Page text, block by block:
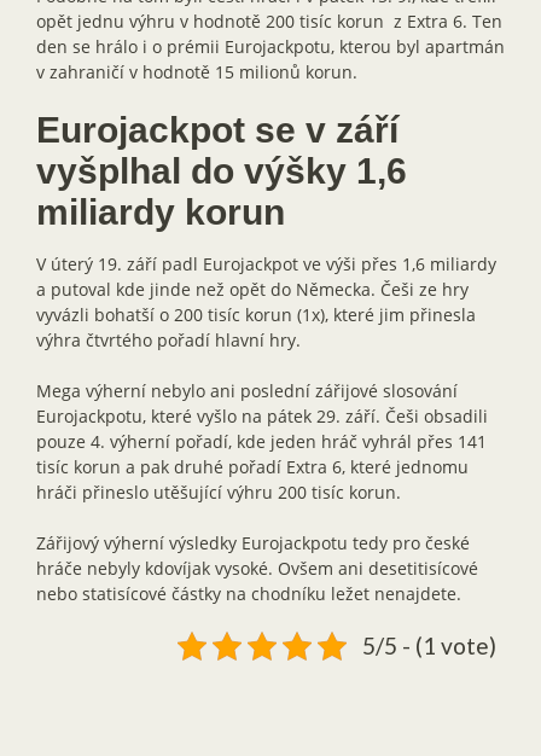
opět jednu výhru v hodnotě 200 tisíc korun z Extra 6. Ten
den se hrálo i o prémii Eurojackpotu, kterou byl apartmán
v zahraničí v hodnotě 15 milionů korun.
Eurojackpot se v září
vyšplhal do výšky 1,6
miliardy korun
V úterý 19. září padl Eurojackpot ve výši přes 1,6 miliardy
a putoval kde jinde než opět do Německa. Češi ze hry
vyvázli bohatší o 200 tisíc korun (1x), které jim přinesla
výhra čtvrtého pořadí hlavní hry.
Mega výherní nebylo ani poslední zářijové slosování
Eurojackpotu, které vyšlo na pátek 29. září. Češi obsadili
pouze 4. výherní pořadí, kde jeden hráč vyhrál přes 141
tisíc korun a pak druhé pořadí Extra 6, které jednomu
hráči přineslo utěšující výhru 200 tisíc korun.
Zářijový výherní výsledky Eurojackpotu tedy pro české
hráče nebyly kdovíjak vysoké. Ovšem ani desetitisícové
nebo statisícové částky na chodníku ležet nenajdete.
5/5 - (1 vote)